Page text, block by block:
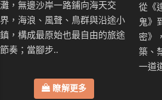
灘，無邊沙岸一路鋪向海天交
界，海浪、風聲、鳥群與沿途小
鎮，構成最原始也最自由的旅途
節奏；當腳步..
瞭解更多
從《
鬼》
密》
築、
一道